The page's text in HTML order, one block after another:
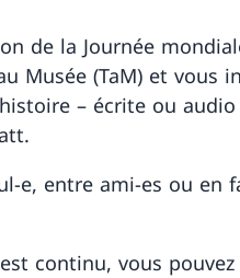
de la Journée
Musée (TaM) et vous
– écrite ou
e, entre ami-es ou en
est continu, vous